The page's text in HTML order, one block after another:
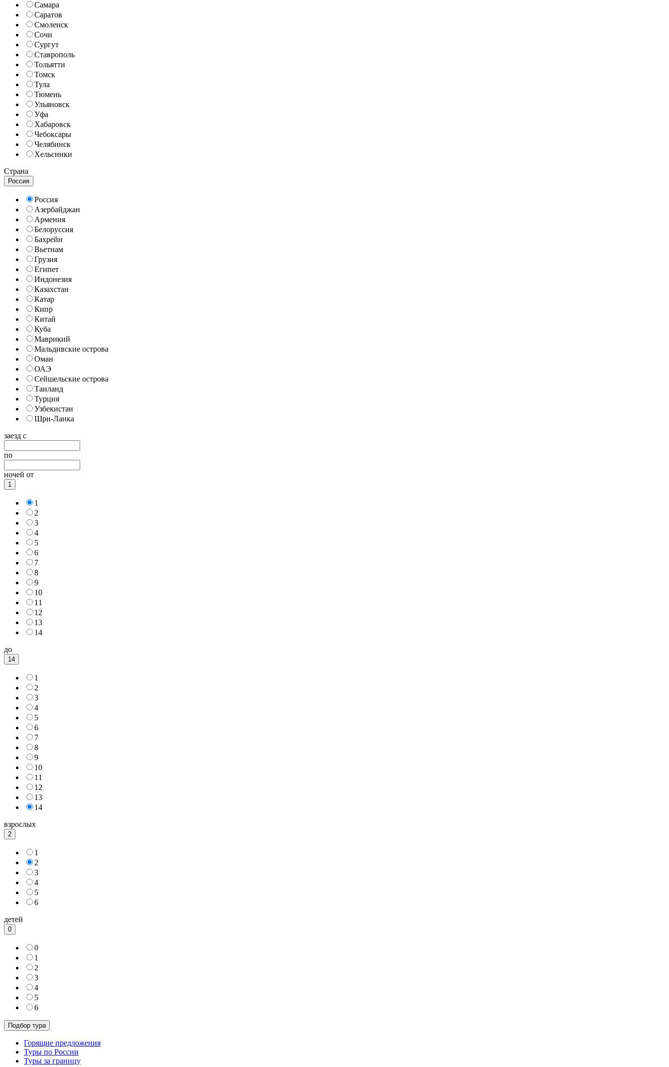
Самара
Саратов
Смоленск
Сочи
Сургут
Ставрополь
Тольятти
Томск
Тула
Тюмень
Ульяновск
Уфа
Хабаровск
Чебоксары
Челябинск
Хельсинки
Страна
Россия
Россия
Азербайджан
Армения
Белоруссия
Бахрейн
Вьетнам
Грузия
Египет
Индонезия
Казахстан
Катар
Кипр
Китай
Куба
Маврикий
Мальдивские острова
Оман
ОАЭ
Сейшельские острова
Таиланд
Турция
Узбекистан
Шри-Ланка
заезд с
по
ночей от
1
1
2
3
4
5
6
7
8
9
10
11
12
13
14
до
14
1
2
3
4
5
6
7
8
9
10
11
12
13
14
взрослых
2
1
2
3
4
5
6
детей
0
0
1
2
3
4
5
6
Горящие предложения
Туры по России
Туры за границу